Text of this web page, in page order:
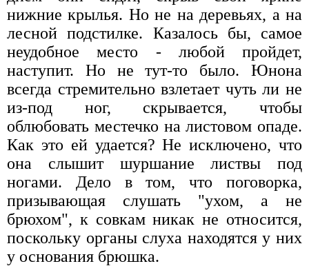
нижние крылья. Но не на деревьях, а на
лесной подстилке. Казалось бы, самое
неудобное место - любой пройдет,
наступит. Но не тут-то было. Юнона
всегда стремительно взлетает чуть ли не
из-под ног, скрывается, чтобы
облюбовать местечко на листовом опаде.
Как это ей удается? Не исключено, что
она слышит шуршание листвы под
ногами. Дело в том, что поговорка,
призывающая слушать "ухом, а не
брюхом", к совкам никак не относится,
поскольку органы слуха находятся у них
у основания брюшка.